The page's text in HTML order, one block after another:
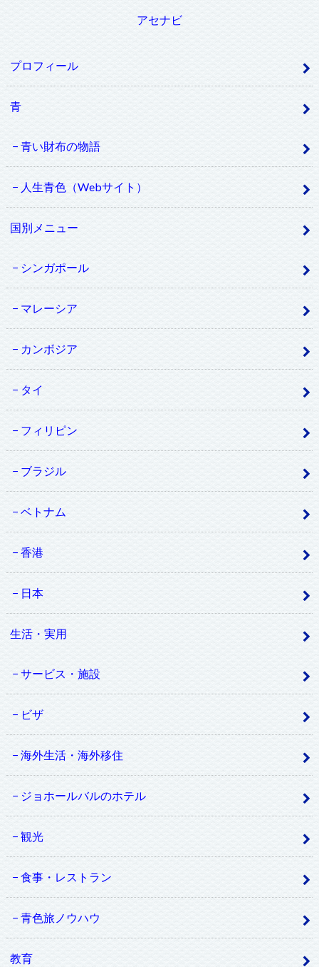
アセナビ
プロフィール
青
青い財布の物語
人生青色（Webサイト）
国別メニュー
シンガポール
マレーシア
カンボジア
タイ
フィリピン
ブラジル
ベトナム
香港
日本
生活・実用
サービス・施設
ビザ
海外生活・海外移住
ジョホールバルのホテル
観光
食事・レストラン
青色旅ノウハウ
教育